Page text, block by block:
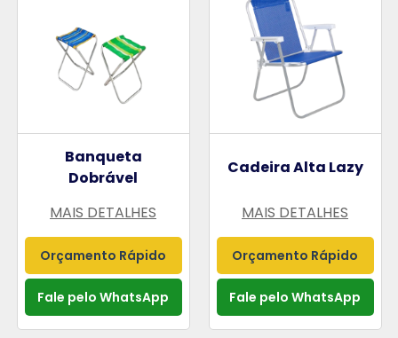
Banqueta
Dobrável
MAIS DETALHES
Orçamento Rápido
Fale pelo WhatsApp
Cadeira Alta Lazy
MAIS DETALHES
Orçamento Rápido
Fale pelo WhatsApp